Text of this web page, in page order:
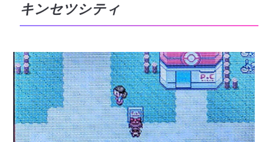
キンセツシティ